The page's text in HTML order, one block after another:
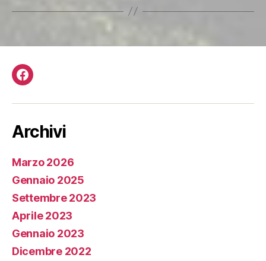
Facebook
Archivi
Marzo 2026
Gennaio 2025
Settembre 2023
Aprile 2023
Gennaio 2023
Dicembre 2022